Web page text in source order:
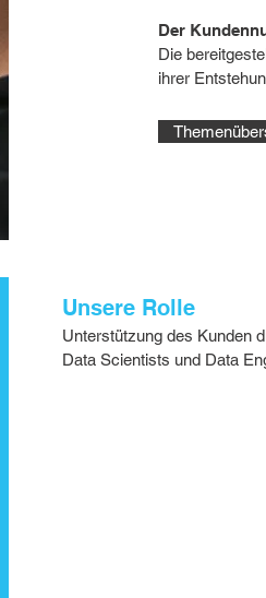
Der
Die
ihrer
Unsere Rolle
Unterstützung des Kunden
Data Scientists und Data